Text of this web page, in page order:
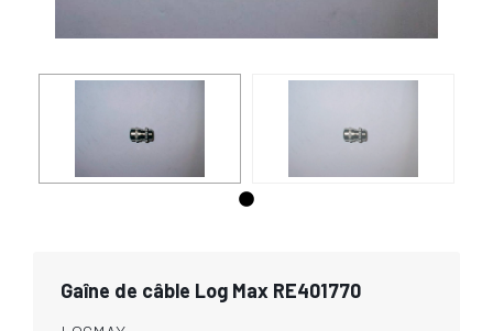
Gaîne de câble Log Max RE401770